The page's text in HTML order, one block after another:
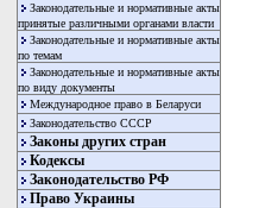
Законодательные и нормативные акты
принятые различными органами власти
Законодательные и нормативные акты
по темам
Законодательные и нормативные акты
по виду документы
Международное право в Беларуси
Законодательство СССР
Законы других стран
Кодексы
Законодательство РФ
Право Украины